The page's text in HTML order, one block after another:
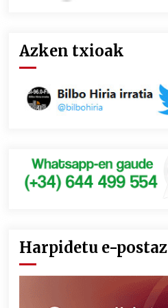
Azken txioak
Harpidetu e-postaz